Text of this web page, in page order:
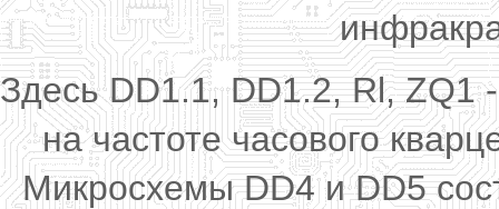
Здесь DD1.1, DD1.2, Rl,
на частоте часового
Микросхемы DD4 и DD5